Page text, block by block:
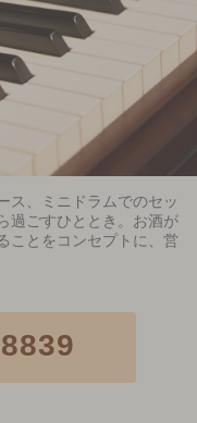
ス、ミニドラムでのセッ
過ごすひととき。お酒が
ことをコンセプトに、営